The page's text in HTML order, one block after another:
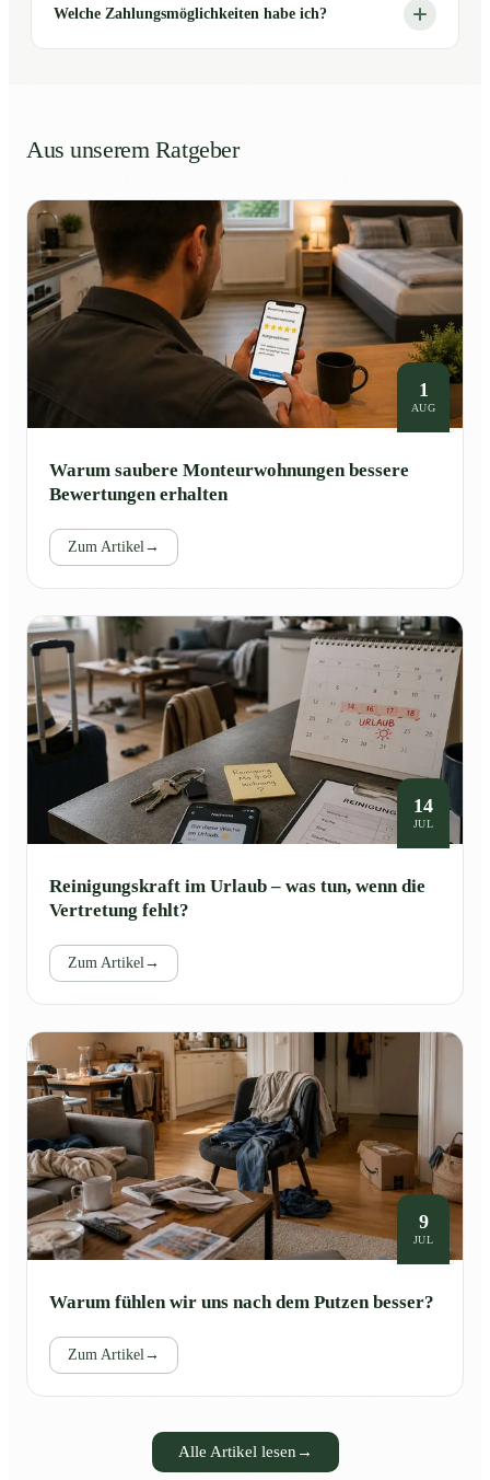
Welche Zahlungsmöglichkeiten habe ich?
Aus unserem Ratgeber
1
AUG
Warum saubere Monteurwohnungen bessere
Bewertungen erhalten
Zum Artikel →
14
JUL
Reinigungskraft im Urlaub – was tun, wenn die
Vertretung fehlt?
Zum Artikel →
9
JUL
Warum fühlen wir uns nach dem Putzen besser?
Zum Artikel →
Alle Artikel lesen →